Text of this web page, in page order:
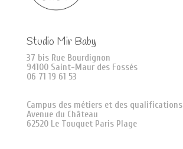
Studio Mir Baby
37 bis Rue Bourdignon
94100 Saint-Maur des Fossés
06 71 19 61 53
Campus des métiers et des qualifications
Avenue du Château
62520 Le Touquet Paris Plage